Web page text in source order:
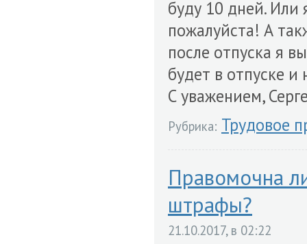
буду 10 дней. Или
пожалуйста! А
после отпуска я
будет в отпуске
С уважением,
Рубрика: Трудовое
Правомочна
штрафы?
21.10.2017, в 02:22